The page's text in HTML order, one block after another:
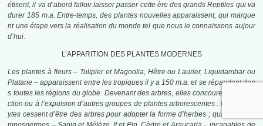
étisent, il va d’abord falloir laisser passer cette ère des grands Reptiles qui va
durer 185 m.a. Entre-temps, des plantes nouvelles apparaissent, qui marque
nt une étape vers la réalisation du monde tel que nous le connaissons aujour
d’hui.
L’APPARITION DES PLANTES MODERNES
Les plantes à fleurs – Tulipier et Magnolia, Hêtre ou Laurier, Liquidambar ou
Platane – apparaissent entre les tropiques il y a 150 m.a. et se répandent dan
s toutes les régions du globe. Devenant des arbres, elles concourent à l’extin
ction ou à l’expulsion d’autres groupes de plantes arborescentes : les Lycoph
ytes cessent d’être des arbres pour adopter la forme d’herbes ; quant aux Gy